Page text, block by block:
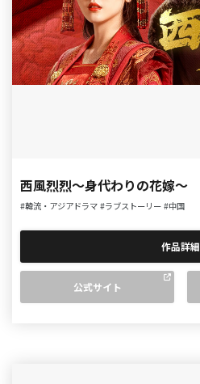
西風烈烈〜身代わりの花嫁〜
#韓流・アジアドラマ #ラブストーリー #中国
作品詳細
公式サイト